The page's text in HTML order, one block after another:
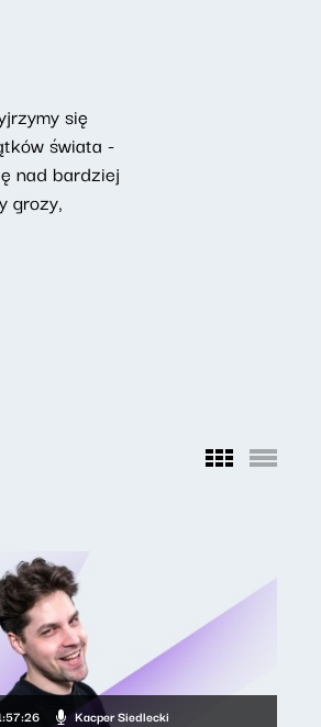
się
świata -
nad bardziej
grozy,
Kacper Siedlecki